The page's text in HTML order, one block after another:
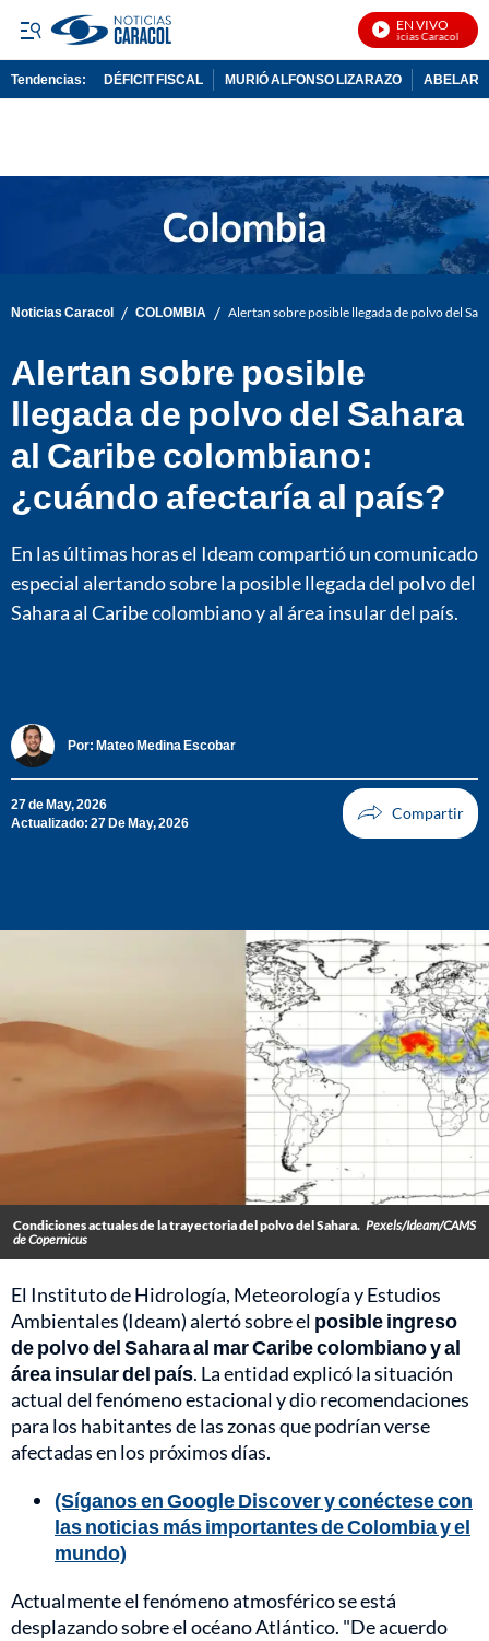
EN VIVO
Noticias Caracol En
Tendencias: DÉFICIT FISCAL MURIÓ ALFONSO LIZARAZO
Noticias Caracol / COLOMBIA / Alertan sobre posible llegada de polvo del
Alertan sobre posible
llegada de polvo del Sahara
al Caribe colombiano:
¿cuándo afectaría al país?
En las últimas horas el Ideam compartió un comunicado
especial alertando sobre la posible llegada del polvo del
Sahara al Caribe colombiano y al área insular del país.
Por: Mateo Medina Escobar
27 de May, 2026
Actualizado: 27 De May, 2026
Condiciones actuales de la trayectoria del polvo del Sahara. Pexels/Ideam/CAMS
de Copernicus
El Instituto de Hidrología, Meteorología y Estudios
Ambientales (Ideam) alertó sobre el posible ingreso
de polvo del Sahara al mar Caribe colombiano y al
área insular del país. La entidad explicó la situación
actual del fenómeno estacional y dio recomendaciones
para los habitantes de las zonas que podrían verse
afectadas en los próximos días.
(Síganos en Google Discover y conéctese con
las noticias más importantes de Colombia y el
mundo)
Actualmente el fenómeno atmosférico se está
desplazando sobre el océano Atlántico. "De acuerdo